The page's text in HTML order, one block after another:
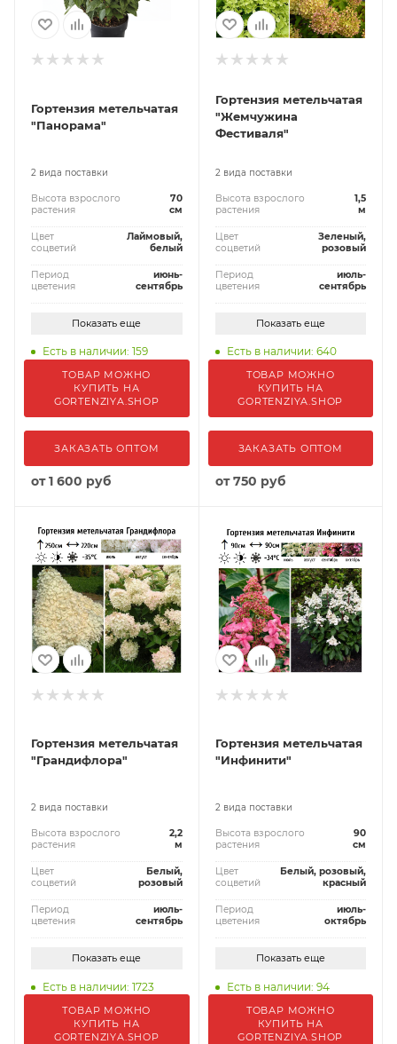
Гортензия метельчатая
"Панорама"
2 вида поставки
Высота взрослого
растения
70
см
Цвет
соцветий
Лаймовый,
белый
Период
цветения
июнь-
сентябрь
Показать еще
Есть в наличии: 159
ТОВАР МОЖНО
КУПИТЬ НА
GORTENZIYA.SHOP
ЗАКАЗАТЬ ОПТОМ
от1 600 руб
Гортензия метельчатая
"Жемчужина
Фестиваля"
2 вида поставки
Высота взрослого
растения
1,5
м
Цвет
соцветий
Зеленый,
розовый
Период
цветения
июль-
сентябрь
Показать еще
Есть в наличии: 640
ТОВАР МОЖНО
КУПИТЬ НА
GORTENZIYA.SHOP
ЗАКАЗАТЬ ОПТОМ
от750 руб
Гортензия метельчатая
"Грандифлора"
2 вида поставки
Высота взрослого
растения
2,2
м
Цвет
соцветий
Белый,
розовый
Период
цветения
июль-
сентябрь
Показать еще
Есть в наличии: 1723
ТОВАР МОЖНО
КУПИТЬ НА
GORTENZIYA.SHOP
Гортензия метельчатая
"Инфинити"
2 вида поставки
Высота взрослого
растения
90
см
Цвет
соцветий
Белый, розовый,
красный
Период
цветения
июль-
октябрь
Показать еще
Есть в наличии: 94
ТОВАР МОЖНО
КУПИТЬ НА
GORTENZIYA.SHOP